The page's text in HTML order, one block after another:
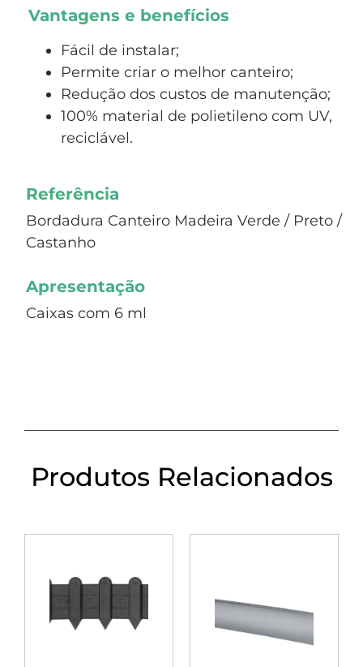
Vantagens e benefícios
Fácil de instalar;
Permite criar o melhor canteiro;
Redução dos custos de manutenção;
100% material de polietileno com UV,
reciclável.
Referência
Bordadura Canteiro Madeira Verde / Preto /
Castanho
Apresentação
Caixas com 6 ml
Produtos Relacionados